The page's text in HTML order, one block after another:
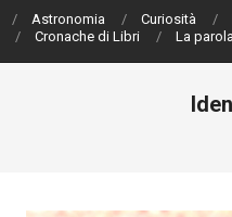
Astronomia Curiosità
Cronache di Libri La